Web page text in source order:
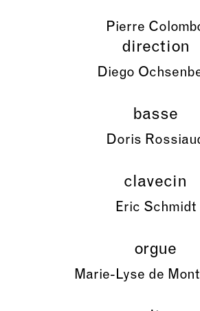
Pierre
direction
Diego
basse
Doris
clavecin
Eric Schmidt
orgue
Marie-Lyse de